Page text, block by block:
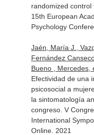
randomized control
15th European
Psychology
Jaén, María J.,
Fernández
Bueno , Mercedes,
Efectividad de una
psicosocial a
la sintomatología
congreso. V
International
Online. 2021